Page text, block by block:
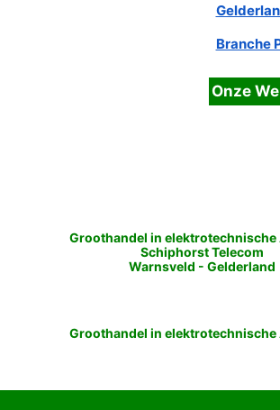
Branche
Groothandel in elektrotechnische
Schiphorst Telecom
Warnsveld - Gelderland
Groothandel in elektrotechnische